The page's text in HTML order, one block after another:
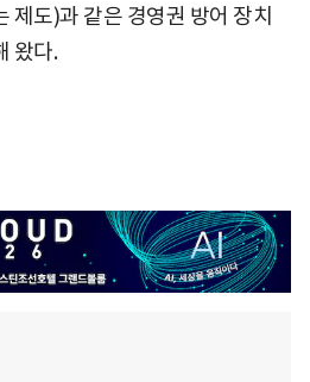
제도)과 같은 경영권 방어 장치
왔다.